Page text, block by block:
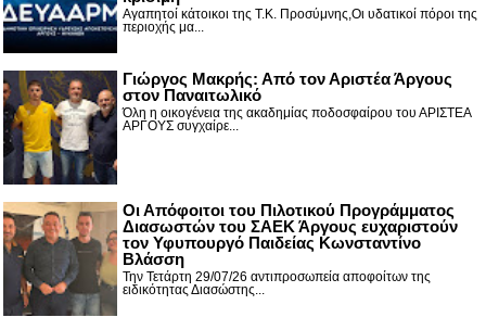
Αγαπητοί κάτοικοι της Τ.Κ. Προσύμνης,Οι υδατικοί πόροι της
περιοχής μα...
Γιώργος Μακρής: Από τον Αριστέα Άργους
στον Παναιτωλικό
Όλη η οικογένεια της ακαδημίας ποδοσφαίρου του ΑΡΙΣΤΕΑ
ΑΡΓΟΥΣ συγχαίρε...
Οι Απόφοιτοι του Πιλοτικού Προγράμματος
Διασωστών του ΣΑΕΚ Άργους ευχαριστούν
τον Υφυπουργό Παιδείας Κωνσταντίνο
Βλάσση
Την Τετάρτη 29/07/26 αντιπροσωπεία αποφοίτων της
ειδικότητας Διασώστης...